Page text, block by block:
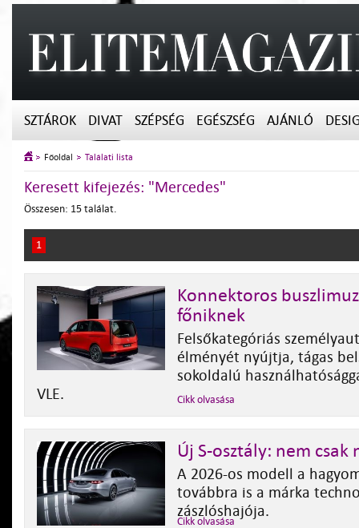
SZTÁROK DIVAT SZÉPSÉG EGÉSZSÉG AJÁNLÓ
Főoldal Találati lista
Keresett kifejezés: "Mercedes"
Összesen: 15 találat.
1
Konnektoros
főniknek
Felsőkategóriás
élményét nyújtja, tágas
sokoldalú
VLE.
Cikk olvasása
Új S-osztály: nem
A 2026-os modell a
továbbra is a márka
zászlóshajója.
Cikk olvasása